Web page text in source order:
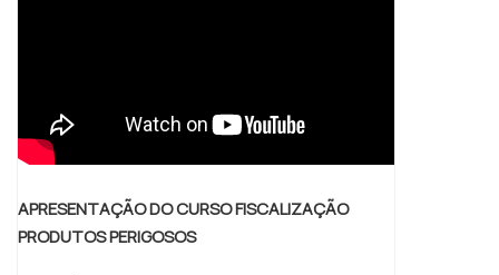
APRESENTAÇÃO DO CURSO FISCALIZAÇÃO
PRODUTOS PERIGOSOS